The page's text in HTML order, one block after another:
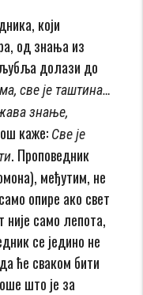
који
од знања из
долази до
све је таштина…
знање,
каже: Све је
. Проповедник
међутим, не
опире ако свет
није само лепота,
се једино не
ће сваком бити
што је за